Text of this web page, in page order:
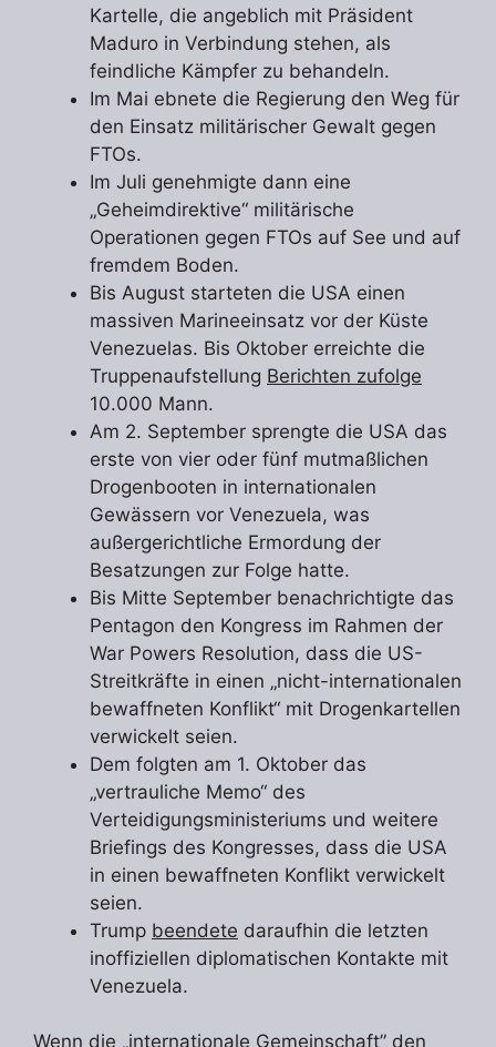
Kartelle, die angeblich mit Präsident
Maduro in Verbindung stehen, als
feindliche Kämpfer zu behandeln.
Im Mai ebnete die Regierung den Weg für
den Einsatz militärischer Gewalt gegen
FTOs.
Im Juli genehmigte dann eine
„Geheimdirektive“ militärische
Operationen gegen FTOs auf See und auf
fremdem Boden.
Bis August starteten die USA einen
massiven Marineeinsatz vor der Küste
Venezuelas. Bis Oktober erreichte die
Truppenaufstellung Berichten zufolge
10.000 Mann.
Am 2. September sprengte die USA das
erste von vier oder fünf mutmaßlichen
Drogenbooten in internationalen
Gewässern vor Venezuela, was
außergerichtliche Ermordung der
Besatzungen zur Folge hatte.
Bis Mitte September benachrichtigte das
Pentagon den Kongress im Rahmen der
War Powers Resolution, dass die US-
Streitkräfte in einen „nicht-internationalen
bewaffneten Konflikt“ mit Drogenkartellen
verwickelt seien.
Dem folgten am 1. Oktober das
„vertrauliche Memo“ des
Verteidigungsministeriums und weitere
Briefings des Kongresses, dass die USA
in einen bewaffneten Konflikt verwickelt
seien.
Trump beendete daraufhin die letzten
inoffiziellen diplomatischen Kontakte mit
Venezuela.
Wenn die „internationale Gemeinschaft” den